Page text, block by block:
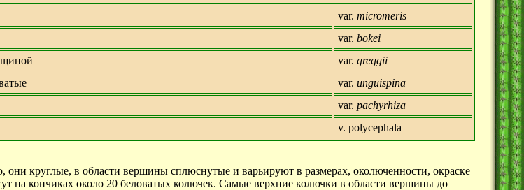
var. micromeris
var. bokei
var. greggii
var. unguispina
var. pachyrhiza
v. polycephala
они круглые, в области вершины сплюснутые и варьируют в размерах, околюченности, окраске
на кончиках около 20 беловатых колючек. Самые верхние колючки в области вершины до